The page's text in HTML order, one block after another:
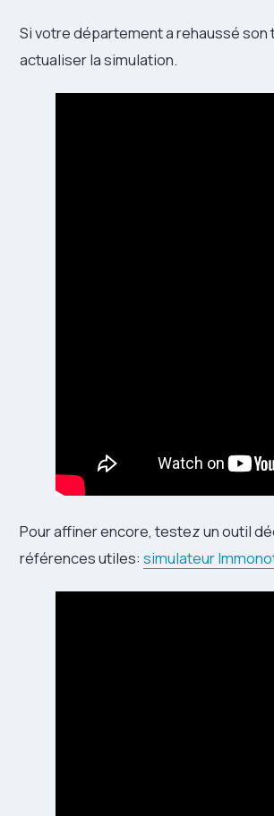
Si votre département a rehaussé
actualiser la simulation.
Pour affiner encore, testez un outil
références utiles: simulateur